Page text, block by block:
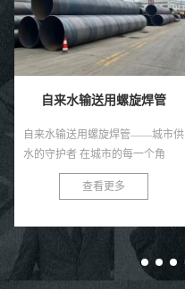
自来水输送用螺旋焊管
自来水输送用螺旋焊管——城市供
水的守护者 在城市的每一个角
落，清澈的自来水源源不断地流向
千家万户，这背后离不开一个默默
旋焊...
查看更多